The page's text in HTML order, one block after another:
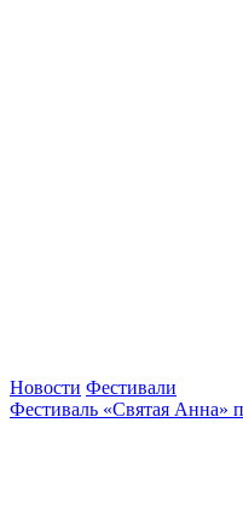
Новости Фестивали
Фестиваль «Святая Анна»